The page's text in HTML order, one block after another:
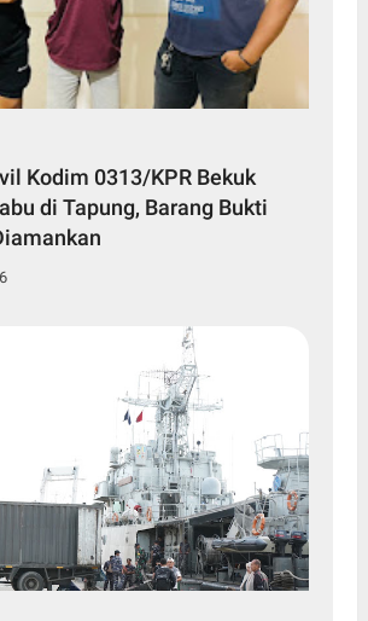
Kodim 0313/KPR Bekuk
di Tapung, Barang Bukti